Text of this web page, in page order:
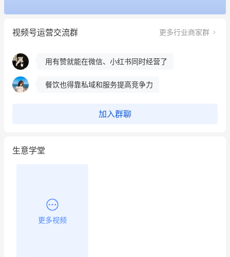
视频号运营交流群 更多行业商家群
冰墩墩货源充足需要的联系我
这个营销策划案例推荐大家看一下
用有赞就能在微信、小红书同时经营了
餐饮也得靠私域和服务提高竞争力
加入群聊
生意学堂
更多视频